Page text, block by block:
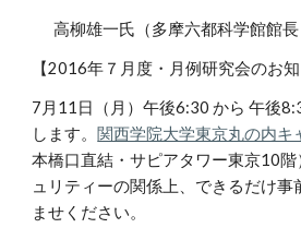
高柳雄一氏（多摩六都科学館館長
【2016年７月度・月例研究会のお知
7月11日（月）午後6:30 から 午後
します。 関西学院大学東京丸の内キ
本橋口直結・サピアタワー東京10
ュリティーの関係上、できるだけ事
ませください。